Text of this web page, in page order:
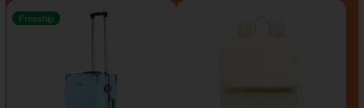
Freeship